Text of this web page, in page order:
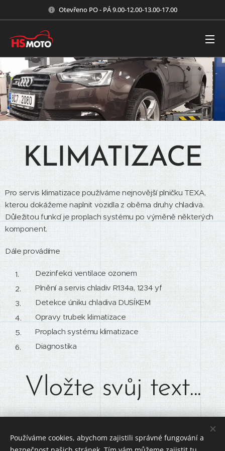
Otevřeno PO - PÁ 9.00-12.00-13.00-17.00
KLIMATIZACE
Pro servis klimatizace používáme nejnovější plničku TEXA,
kterou dokážeme naplnit vozidla z oběma druhy chladiva.
Důležitou funkcí je proplach systému po výměně některých
komponent.
Dále provádíme
Dezinfekci ventilace ozonem
Plnění a servis chladiv R134a, 1234 yf
Detekce úniku chladiva DUSÍKEM
Opravy trubek klimatizace
Proplach systému klimatizace
Diagnostika
Vložte svůj text...
Používáme cookies, abychom zajistili správné fungování a